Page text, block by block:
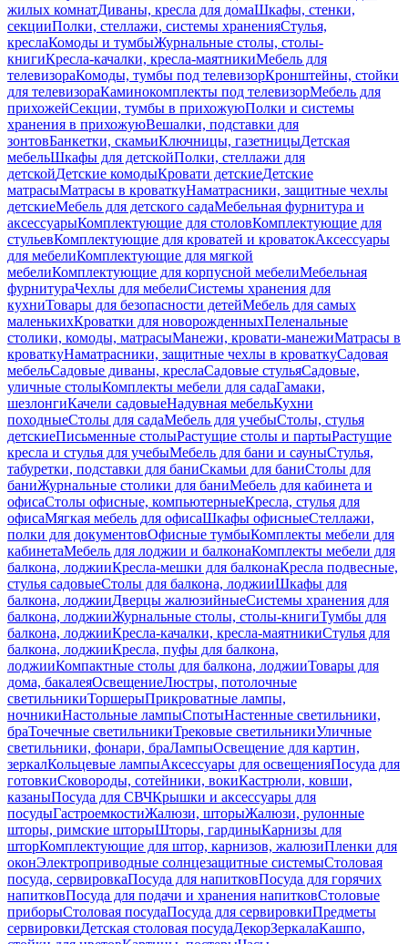
жилых комнатДиваны, кресла для домаШкафы, стенки,
секцииПолки, стеллажи, системы храненияСтулья,
креслаКомоды и тумбыЖурнальные столы, столы-
книгиКресла-качалки, кресла-маятникиМебель для
телевизораКомоды, тумбы под телевизорКронштейны, стойки
для телевизораКаминокомплекты под телевизорМебель для
прихожейСекции, тумбы в прихожуюПолки и системы
хранения в прихожуюВешалки, подставки для
зонтовБанкетки, скамьиКлючницы, газетницыДетская
мебельШкафы для детскойПолки, стеллажи для
детскойДетские комодыКровати детскиеДетские
матрасыМатрасы в кроваткуНаматрасники, защитные чехлы
детскиеМебель для детского садаМебельная фурнитура и
аксессуарыКомплектующие для столовКомплектующие для
стульевКомплектующие для кроватей и кроватокАксессуары
для мебелиКомплектующие для мягкой
мебелиКомплектующие для корпусной мебелиМебельная
фурнитураЧехлы для мебелиСистемы хранения для
кухниТовары для безопасности детейМебель для самых
маленькихКроватки для новорожденныхПеленальные
столики, комоды, матрасыМанежи, кровати-манежиМатрасы в
кроваткуНаматрасники, защитные чехлы в кроваткуСадовая
мебельСадовые диваны, креслаСадовые стульяСадовые,
уличные столыКомплекты мебели для садаГамаки,
шезлонгиКачели садовыеНадувная мебельКухни
походныеСтолы для садаМебель для учебыСтолы, стулья
детскиеПисьменные столыРастущие столы и партыРастущие
кресла и стулья для учебыМебель для бани и сауныСтулья,
табуретки, подставки для баниСкамьи для баниСтолы для
баниЖурнальные столики для баниМебель для кабинета и
офисаСтолы офисные, компьютерныеКресла, стулья для
офисаМягкая мебель для офисаШкафы офисныеСтеллажи,
полки для документовОфисные тумбыКомплекты мебели для
кабинетаМебель для лоджии и балконаКомплекты мебели для
балкона, лоджииКресла-мешки для балконаКресла подвесные,
стулья садовыеСтолы для балкона, лоджииШкафы для
балкона, лоджииДверцы жалюзийныеСистемы хранения для
балкона, лоджииЖурнальные столы, столы-книгиТумбы для
балкона, лоджииКресла-качалки, кресла-маятникиСтулья для
балкона, лоджииКресла, пуфы для балкона,
лоджииКомпактные столы для балкона, лоджииТовары для
дома, бакалеяОсвещениеЛюстры, потолочные
светильникиТоршерыПрикроватные лампы,
ночникиНастольные лампыСпотыНастенные светильники,
браТочечные светильникиТрековые светильникиУличные
светильники, фонари, браЛампыОсвещение для картин,
зеркалКольцевые лампыАксессуары для освещенияПосуда для
готовкиСковороды, сотейники, вокиКастрюли, ковши,
казаныПосуда для СВЧКрышки и аксессуары для
посудыГастроемкостиЖалюзи, шторыЖалюзи, рулонные
шторы, римские шторыШторы, гардиныКарнизы для
шторКомплектующие для штор, карнизов, жалюзиПленки для
оконЭлектроприводные солнцезащитные системыСтоловая
посуда, сервировкаПосуда для напитковПосуда для горячих
напитковПосуда для подачи и хранения напитковСтоловые
приборыСтоловая посудаПосуда для сервировкиПредметы
сервировкиДетская столовая посудаДекорЗеркалаКашпо,